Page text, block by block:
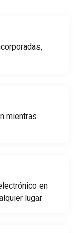
mientras
en
lugar